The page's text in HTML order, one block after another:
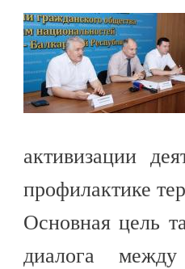
активизации
профилактике
Основная цель
диалога